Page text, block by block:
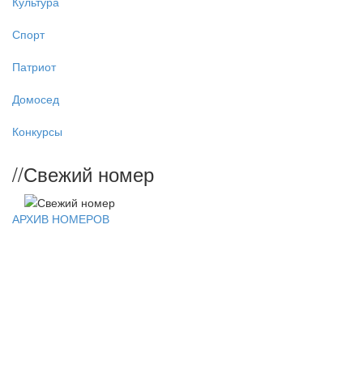
Спорт
Патриот
Домосед
Конкурсы
//Свежий номер
АРХИВ НОМЕРОВ